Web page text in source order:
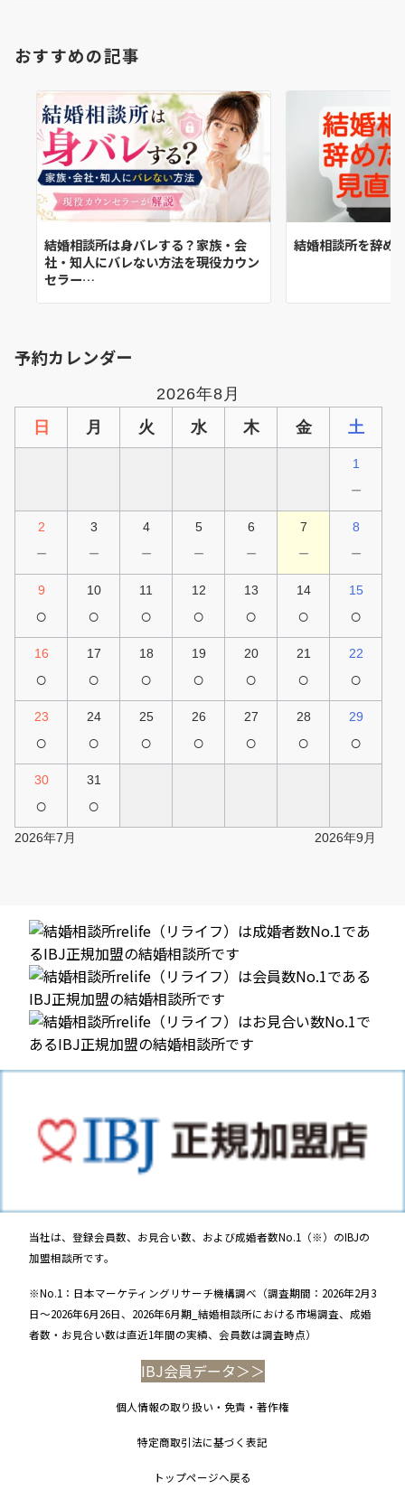
おすすめの記事
結婚相談所は身バレする？家族・会
社・知人にバレない方法を現役カウン
セラー…
結婚相談所を辞め
予約カレンダー
2026年8月
日
月 火 水 木 金 土
1
－
2
－
3
－
4
－
5
－
6
－
7
－
8
－
9
○
10
○
11
○
12
○
13
○
14
○
15
○
16
○
17
○
18
○
19
○
20
○
21
○
22
○
23
○
24
○
25
○
26
○
27
○
28
○
29
○
30
○
31
○
2026年7月 2026年9月
当社は、登録会員数、お見合い数、および成婚者数No.1（※）のIBJの
加盟相談所です。
※No.1：日本マーケティングリサーチ機構調べ（調査期間：2026年2月3
日～2026年6月26日、2026年6月期_結婚相談所における市場調査、成婚
者数・お見合い数は直近1年間の実績、会員数は調査時点）
IBJ会員データ＞＞
個人情報の取り扱い・免責・著作権
特定商取引法に基づく表記
トップページへ戻る